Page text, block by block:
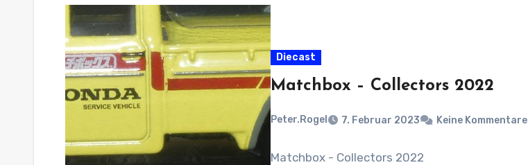
Diecast
Matchbox – Collectors 2022
Peter.Rogel 7. Februar 2023 Keine Kommentare
Matchbox - Collectors 2022